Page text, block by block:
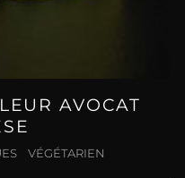
AVOCAT
VÉGÉTARIEN